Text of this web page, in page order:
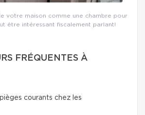
votre maison comme une chambre pour
être intéressant fiscalement parlant!
FRÉQUENTES À
courants chez les